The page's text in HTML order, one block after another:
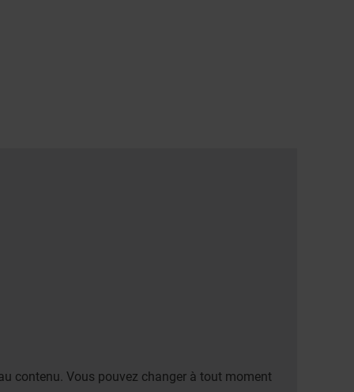
contenu. Vous pouvez changer à tout moment